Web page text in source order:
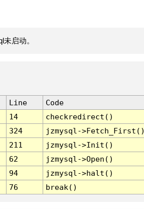
启动。
Line
Code
14
checkredirect()
324
jzmysql-
211
jzmysql->Init()
62
jzmysql->Open()
94
jzmysql->halt()
76 break()